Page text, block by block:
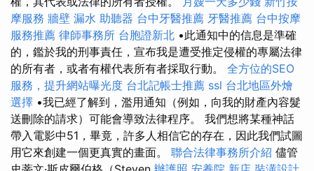
摩服務 牆壁 漏水 助聽器 台中牙醫推薦 牙醫推薦 台中按摩
服務推薦 律師事務所 台胞證新北 •此通知中的信息是準確
的，鑑於我的刑事責任，宣布我是遭受推定侵權的專屬法律
的所有者，或者有權代表所有者採取行動。 全方位的SEO
服務，提升網站曝光度 台北記帳士推薦 ssl 台北地區外燴
選擇 •我已經了解到，濫用通知（例如，向我的財產內容髮
送刪除的請求）可能會導致法律程序。 我們想將某種神話
帶入電影中51，畢竟，許多人相信它的存在，因此我們試圖
用它來創建一個更真實的畫面。 聯合法律事務所介紹 儘管